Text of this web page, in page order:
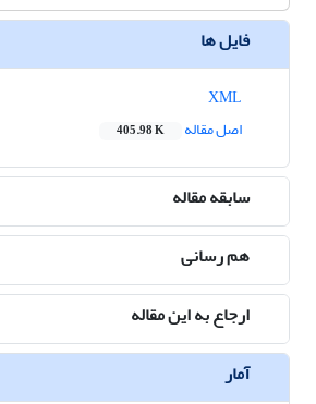
فایل ها
اصل مقاله
405.98 K
سابقه مقاله
هم رسانی
ارجاع به این مقاله
آمار